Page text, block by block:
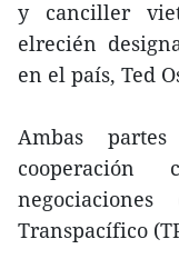
y canciller
elrecién
en el país, Ted
Ambas
Transpacífico